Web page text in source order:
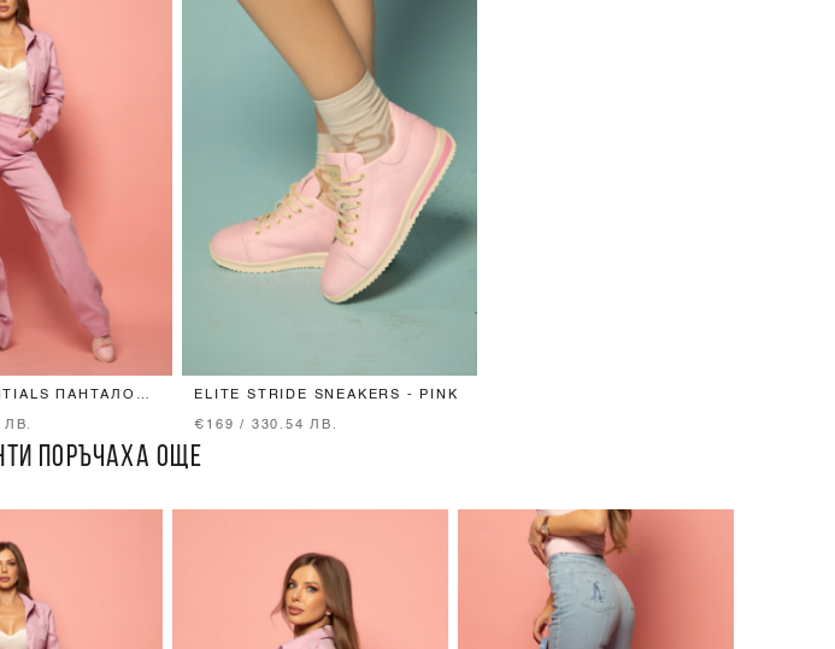
ПАНТАЛОН
ЛВ.
ELITE STRIDE SNEAKERS - PINK
€169 / 330.54 ЛВ.
ПОРЪЧАХА ОЩЕ